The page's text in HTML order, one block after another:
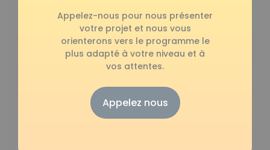
Appelez-nous pour nous présenter
votre projet et nous vous
orienterons vers le programme le
plus adapté à votre niveau et à
vos attentes.
Appelez nous